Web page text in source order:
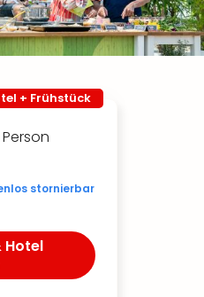
+ Frühstück
stornierbar
Hotel